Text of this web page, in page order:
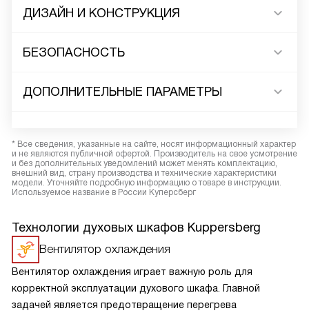
ДИЗАЙН И КОНСТРУКЦИЯ
БЕЗОПАСНОСТЬ
ДОПОЛНИТЕЛЬНЫЕ ПАРАМЕТРЫ
* Все сведения, указанные на сайте, носят информационный характер
и не являются публичной офертой. Производитель на свое усмотрение
и без дополнительных уведомлений может менять комплектацию,
внешний вид, страну производства и технические характеристики
модели. Уточняйте подробную информацию о товаре в инструкции.
Используемое название в России Куперсберг
Технологии духовых шкафов Kuppersberg
Вентилятор охлаждения
Вентилятор охлаждения играет важную роль для
корректной эксплуатации духового шкафа. Главной
задачей является предотвращение перегрева